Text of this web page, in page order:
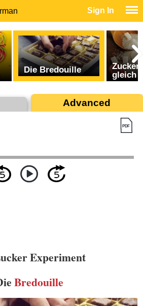
Sign In
Die Bredouille
Zucker
gleich
Advanced
Experiment
Bredouille